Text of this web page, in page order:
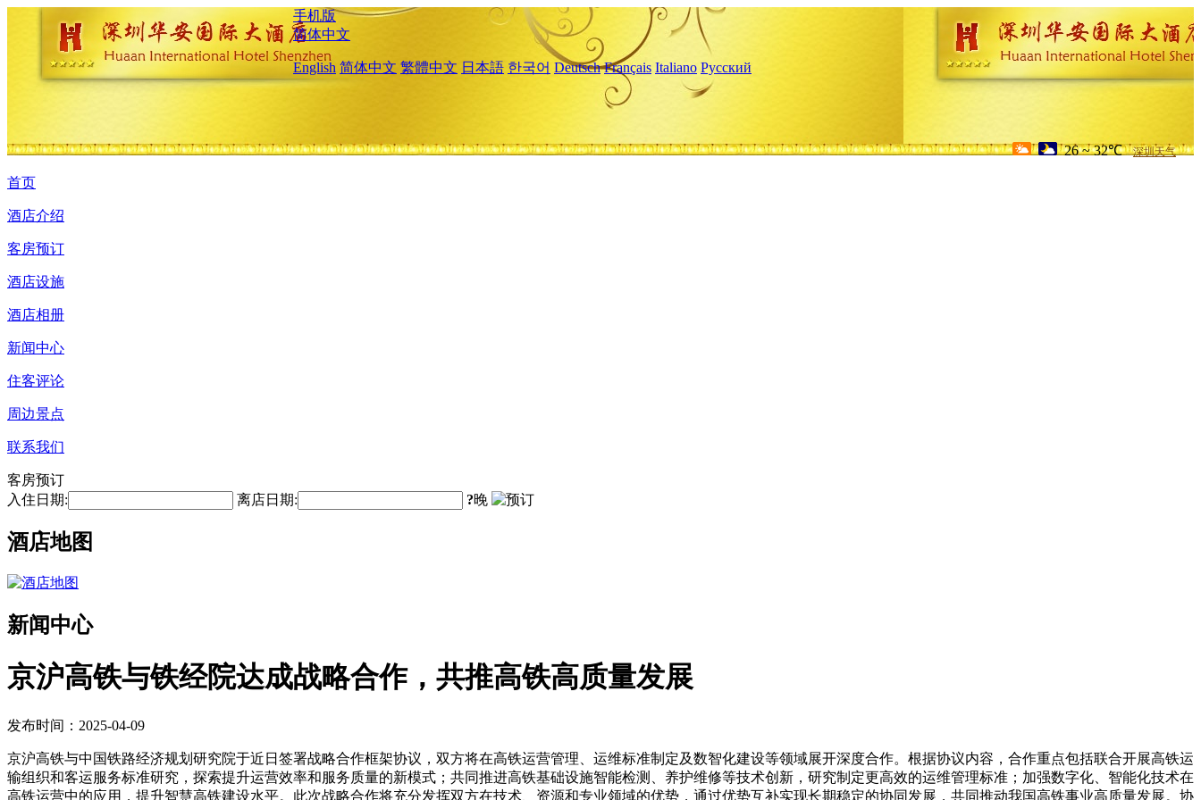
手机版
简体中文
English 简体中文 繁體中文 日本語 한국어 Deutsch Français Italiano Русский
26 ~ 32℃ 深圳天气
首页
酒店介绍
客房预订
酒店设施
酒店相册
新闻中心
住客评论
周边景点
联系我们
客房预订
入住日期:
离店日期: ?晚
酒店地图
新闻中心
京沪高铁与铁经院达成战略合作，共推高铁高质量发展
发布时间：2025-04-09
京沪高铁与中国铁路经济规划研究院于近日签署战略合作框架协议，双方将在高铁运营管理、运维标准制定及数智化建设等领域展开深度合作。根据协议内容，合作重点包括联合开展高铁运
输组织和客运服务标准研究，探索提升运营效率和服务质量的新模式；共同推进高铁基础设施智能检测、养护维修等技术创新，研究制定更高效的运维管理标准；加强数字化、智能化技术在
高铁运营中的应用，提升智慧高铁建设水平。此次战略合作将充分发挥双方在技术、资源和专业领域的优势，通过优势互补实现长期稳定的协同发展，共同推动我国高铁事业高质量发展。协